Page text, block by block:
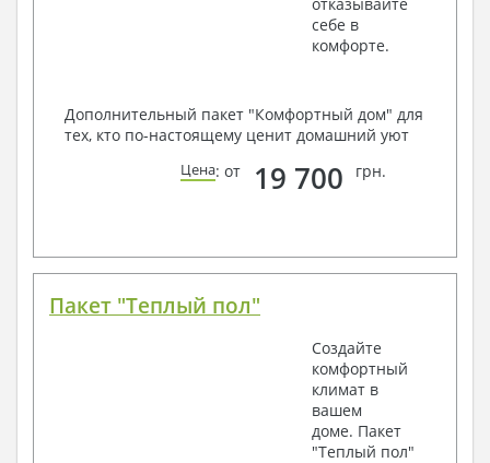
себе в
комфорте.
Дополнительный пакет "Комфортный дом" для
тех, кто по-настоящему ценит домашний уют
Цена: от 19 700 грн.
Пакет "Теплый пол"
Создайте
комфортный
климат в
вашем
доме. Пакет
"Теплый пол"